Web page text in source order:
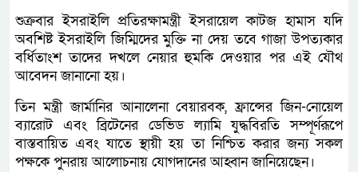
শুক্রবার ইসরাইলি প্রতিরক্ষামন্ত্রী ইসরায়েল কাটজ হামাস যদি
অবশিষ্ট ইসরাইলি জিম্মিদের মুক্তি না দেয় তবে গাজা উপত্যকার
বর্ধিতাংশ তাদের দখলে নেয়ার হুমকি দেওয়ার পর এই যৌথ
আবেদন জানানো হয়।
তিন মন্ত্রী জার্মানির আনালেনা বেয়ারবক, ফ্রান্সের জিন-নোয়েল
ব্যারোট এবং ব্রিটেনের ডেভিড ল্যামি যুদ্ধবিরতি সম্পূর্ণরূপে
বাস্তবায়িত এবং যাতে স্থায়ী হয় তা নিশ্চিত করার জন্য সকল
পক্ষকে পুনরায় আলোচনায় যোগদানের আহ্বান জানিয়েছেন।